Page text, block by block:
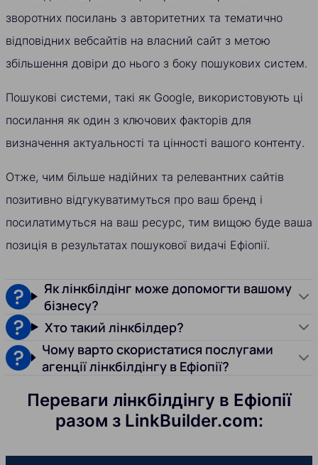
зворотних посилань з авторитетних та тематично
відповідних вебсайтів на власний сайт з метою
збільшення довіри до нього з боку пошукових систем.
Пошукові системи, такі як Google, використовують ці
посилання як один з ключових факторів для
визначення актуальності та цінності вашого контенту.
Отже, чим більше надійних та релевантних сайтів
позитивно відгукуватимуться про ваш бренд і
посилатимуться на ваш ресурс, тим вищою буде ваша
позиція в результатах пошукової видачі Ефіопії.
Як лінкбілдінг може допомогти вашому
бізнесу?
Хто такий лінкбілдер?
Чому варто скористатися послугами
агенції лінкбілдінгу в Ефіопії?
Переваги лінкбілдінгу в Ефіопії
разом з LinkBuilder.com: